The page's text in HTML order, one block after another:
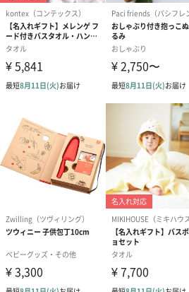
アールグレイ（HAPPY
BIRTHDAY TO YOU）
（660円）
アールグレ
（660円）
スイーツ
スイーツを同梱してお届けいたします
です。